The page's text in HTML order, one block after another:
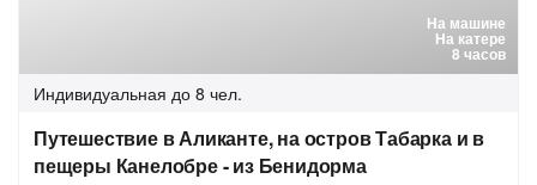
На машине
На катере
8 часов
Индивидуальная до 8 чел.
Путешествие в Аликанте, на остров Табарка и в
пещеры Канелобре - из Бенидорма